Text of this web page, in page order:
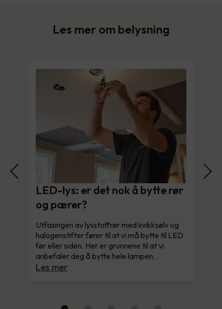
Les mer om belysning
LED-lys: er det nok å bytte rør
og pærer?
Utfasingen av lysstoffrør med kvikksølv og
halogenstifter fører til at vi må bytte til LED
før eller siden. Her er grunnene til at vi
anbefaler deg å bytte hele lampen.
Les mer